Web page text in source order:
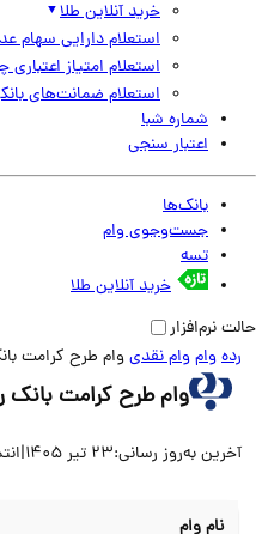
خرید آنلاین طلا
استعلام دارایی سهام عدالت
استعلام امتیاز اعتباری چک
استعلام ضمانت‌های بانکی
شماره شبا
اعتبار سنجی
بانک‌ها
جست‌وجوی وام
تسه
خرید آنلاین طلا
وام وام نقدیوام طرح کرامت بانک
وام طرح کرامت بانک رفاه
به‌روز رسانی:23 تیر 1405 |انتشار:
نام وام